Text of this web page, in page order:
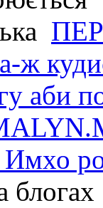
ж
аби
блогах